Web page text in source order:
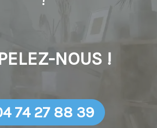
NOUS !
74 27 88 39